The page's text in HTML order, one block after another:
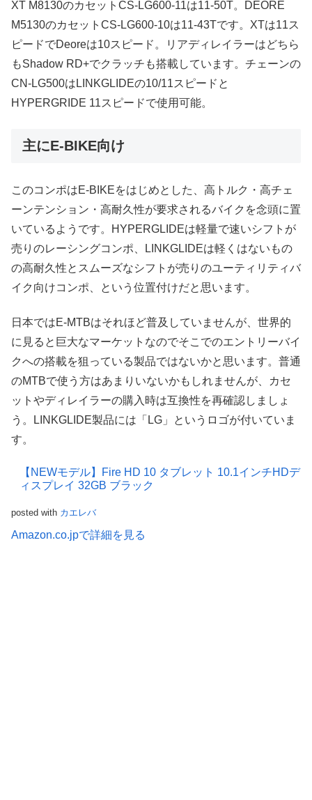
XT M8130のカセットCS-LG600-11は11-50T。DEORE
M5130のカセットCS-LG600-10は11-43Tです。XTは11ス
ピードでDeoreは10スピード。リアディレイラーはどちら
もShadow RD+でクラッチも搭載しています。チェーンの
CN-LG500はLINKGLIDEの10/11スピードと
HYPERGRIDE 11スピードで使用可能。
主にE-BIKE向け
このコンポはE-BIKEをはじめとした、高トルク・高チェ
ーンテンション・高耐久性が要求されるバイクを念頭に置
いているようです。HYPERGLIDEは軽量で速いシフトが
売りのレーシングコンポ、LINKGLIDEは軽くはないもの
の高耐久性とスムーズなシフトが売りのユーティリティバ
イク向けコンポ、という位置付けだと思います。
日本ではE-MTBはそれほど普及していませんが、世界的
に見ると巨大なマーケットなのでそこでのエントリーバイ
クへの搭載を狙っている製品ではないかと思います。普通
のMTBで使う方はあまりいないかもしれませんが、カセ
ットやディレイラーの購入時は互換性を再確認しましょ
う。LINKGLIDE製品には「LG」というロゴが付いていま
す。
【NEWモデル】Fire HD 10 タブレット 10.1インチHDデ
ィスプレイ 32GB ブラック
posted with カエレバ
Amazon.co.jpで詳細を見る